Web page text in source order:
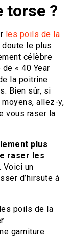
torse ?
les poils de la
le plus
célèbre
« 40 Year
la poitrine
Bien sûr, si
allez-y,
vous raser la
plus
raser les
. Voici un
d’hirsute à
poils de la
garniture